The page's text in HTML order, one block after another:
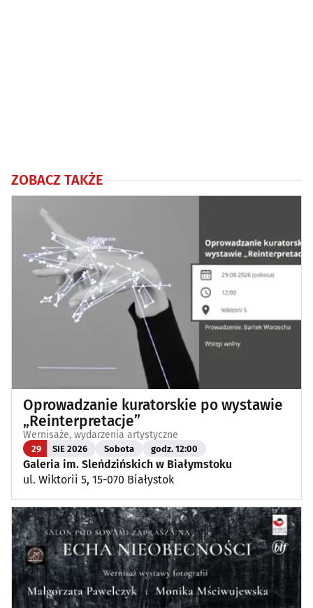
ZOBACZ TAKŻE
Oprowadzanie kuratorskie po wystawie
„Reinterpretacje”
Wernisaże, wydarzenia artystyczne
29 SIE 2026 Sobota godz. 12:00
Galeria im. Sleńdzińskich w Białymstoku
ul. Wiktorii 5, 15-070 Białystok